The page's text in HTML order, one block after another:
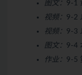
图文： 9-1
视频： 9-2
视频： 9-3
图文： 9-4
作业： 9-5